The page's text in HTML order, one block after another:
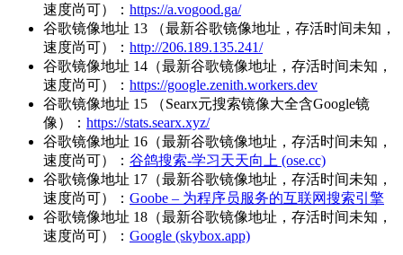
速度尚可）： https://a.vogood.ga/
谷歌镜像地址 13 （最新谷歌镜像地址，存活时间未知，
速度尚可）： http://206.189.135.241/
谷歌镜像地址 14（最新谷歌镜像地址，存活时间未知，
速度尚可）： https://google.zenith.workers.dev
谷歌镜像地址 15 （Searx元搜索镜像大全含Google镜
像）： https://stats.searx.xyz/
谷歌镜像地址 16（最新谷歌镜像地址，存活时间未知，
速度尚可）： 谷鸽搜索-学习天天向上 (ose.cc)
谷歌镜像地址 17（最新谷歌镜像地址，存活时间未知，
速度尚可）： Goobe – 为程序员服务的互联网搜索引擎
谷歌镜像地址 18（最新谷歌镜像地址，存活时间未知，
速度尚可）： Google (skybox.app)